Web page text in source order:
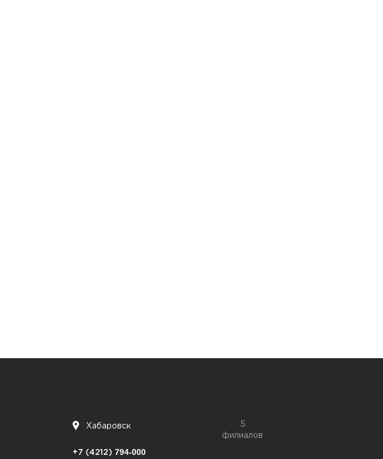
Хабаровск
5
филиалов
+7 (4212) 794-000